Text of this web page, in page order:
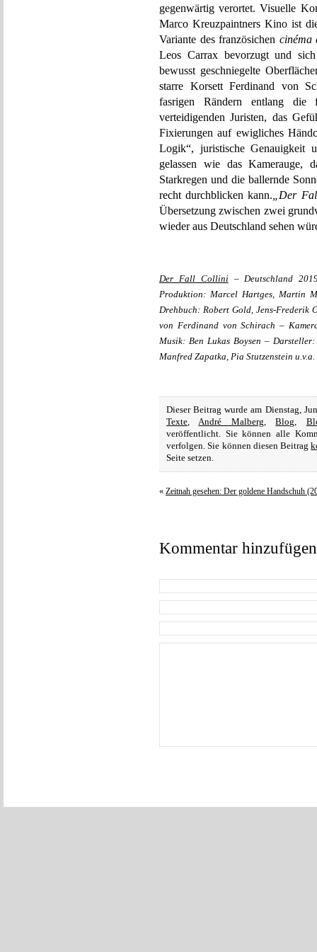
gegenwärtig verortet. Visuelle
Marco Kreuzpaintners Kino ist
Variante des französichen cinéma
Leos Carrax bevorzugt und sich
bewusst geschniegelte
starre Korsett Ferdinand von
fasrigen Rändern entlang die
verteidigenden Juristen, das
Fixierungen auf ewigliches
Logik“, juristische Genauigkeit
gelassen wie das Kamerauge,
Starkregen und die ballernde
recht durchblicken kann. „Der
Übersetzung zwischen zwei
wieder aus Deutschland sehen
Der Fall Collini– Deutschland
Produktion: Marcel Hartges, Martin
Drehbuch: Robert Gold, Jens-Frederik
von Ferdinand von Schirach –
Musik: Ben Lukas Boysen –
Manfred Zapatka, Pia Stutzenstein u.v.a.
Dieser Beitrag wurde am Dienstag,
Texte,André Malberg,Blog,
veröffentlicht. Sie können alle
verfolgen. Sie können diesen Beitrag
Seite setzen.
« Zeitnah gesehen: Der goldene Handschuh
Kommentar hinzufügen